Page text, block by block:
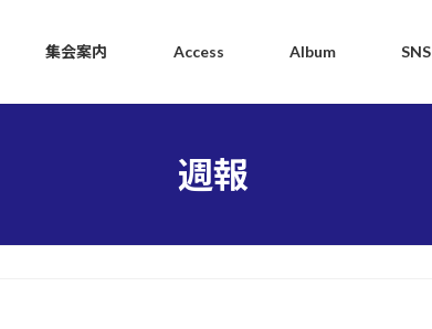
集会案内 Access Album SNS
週報